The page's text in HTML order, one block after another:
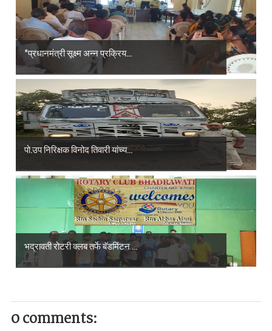
*प्रधानमंत्री सूक्ष्म अन्न प्रक्रिय...
पो.उप निरिक्षक विनोद तिवारी यांच्य...
भद्रावती रोटरी क्लब तर्फे बॅडमिंटन ...
0 comments: